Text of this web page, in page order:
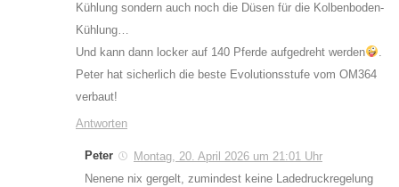
Kühlung sondern auch noch die Düsen für die Kolbenboden-
Kühlung…
Und kann dann locker auf 140 Pferde aufgedreht werden
.
Peter hat sicherlich die beste Evolutionsstufe vom OM364
verbaut!
Antworten
Peter
Montag, 20. April 2026 um 21:01 Uhr
Nenene nix gergelt, zumindest keine Ladedruckregelung